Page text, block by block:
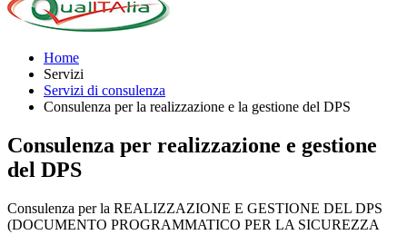
Home
Servizi
Servizi di consulenza
Consulenza per la realizzazione e la gestione del DPS
Consulenza per realizzazione e gestione
del DPS
Consulenza per la REALIZZAZIONE E GESTIONE DEL DPS
(DOCUMENTO PROGRAMMATICO PER LA SICUREZZA